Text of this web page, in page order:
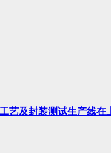
艺及封装测试生产线在